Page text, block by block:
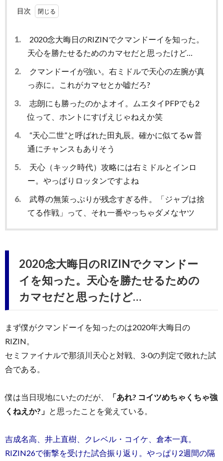
目次
1.
2020念大晦日のRIZINでクマンドーイを知った。
天心を勝たせるためのカマセだと思ったけど…
2.
クマンドーイが強い。右ミドルで天心の左腕が真
っ赤に。これがカマセとか嘘だろ?
3.
志朗にも勝ったのかよオイ。ムエタイPFPでも2
位って、ホントにすげえじゃねえか笑
4.
“天心二世”と呼ばれた田丸辰。確かに似てるw 普
通にチャンスもありそう
5.
天心（キック時代）攻略には右ミドルとインロ
ー。やっぱりロッタンですよね
6.
武尊の無策っぷりが残念すぎる件。「ジャブは捨
てる作戦」って、それ一番やっちゃダメなヤツ
2020念大晦日のRIZINでクマンドー
イを知った。天心を勝たせるための
カマセだと思ったけど…
まず僕がクマンドーイを知ったのは2020年大晦日の
RIZIN。
セミファイナルで那須川天心と対戦、3-0の判定で敗れた試
合である。
僕は当日現地にいたのだが、
「あれ? コイツめちゃくちゃ強
くねえか?」 と思ったことを覚えている。
吉成名高、井上直樹、クレベル・コイケ、倉本一真。
RIZIN26で衝撃を受けた試合振り返り。やっぱり2週間の隔